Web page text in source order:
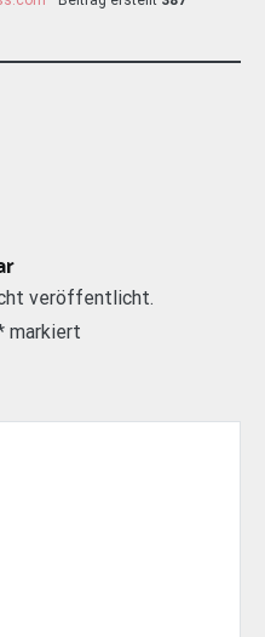
veröffentlicht.
markiert